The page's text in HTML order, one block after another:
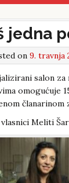
jedna
on 9. travnja
salon za
omogućuje
članarinom
vlasnici Meliti